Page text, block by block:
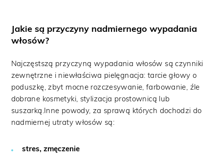
Jakie są przyczyny nadmiernego wypadania
włosów?
Najczęstszą przyczyną wypadania włosów są czynniki
zewnętrzne i niewłaściwa pielęgnacja: tarcie głowy o
poduszkę, zbyt mocne rozczesywanie, farbowanie, źle
dobrane kosmetyki, stylizacja prostownicą lub
suszarką.Inne powody, za sprawą których dochodzi do
nadmiernej utraty włosów są:
stres, zmęczenie